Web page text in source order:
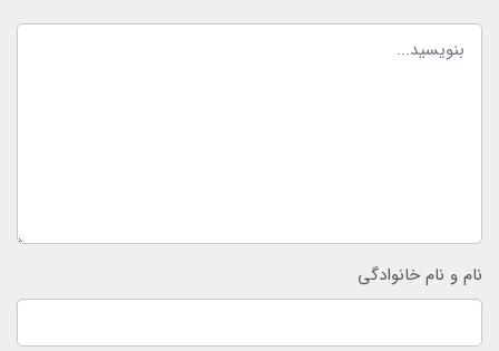
نام و نام خانوادگی